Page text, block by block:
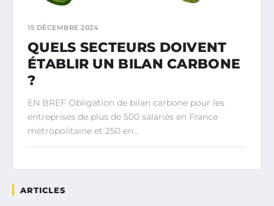
15 DÉCEMBRE 2024
QUELS SECTEURS DOIVENT
ÉTABLIR UN BILAN CARBONE
?
EN BREF Obligation de bilan carbone pour les
entreprises de plus de 500 salariés en France
métropolitaine et 250 en…
ARTICLES